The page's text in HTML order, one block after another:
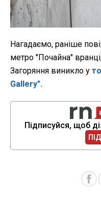
Нагадаємо, раніше
метро "Почайна"
Загоряння виникло у
Gallery".
Підписуйся, щоб